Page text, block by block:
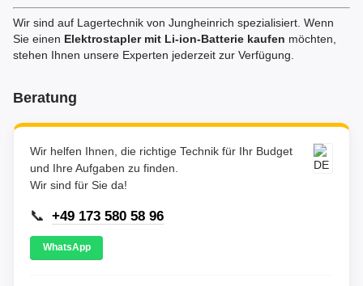
Wir sind auf Lagertechnik von Jungheinrich spezialisiert. Wenn
Sie einen Elektrostapler mit Li-ion-Batterie kaufen möchten,
stehen Ihnen unsere Experten jederzeit zur Verfügung.
Beratung
Wir helfen Ihnen, die richtige Technik für Ihr Budget
und Ihre Aufgaben zu finden.
Wir sind für Sie da!
📞 +49 173 580 58 96
WhatsApp